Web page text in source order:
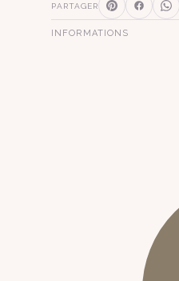
PARTAGER
INFORMATIONS